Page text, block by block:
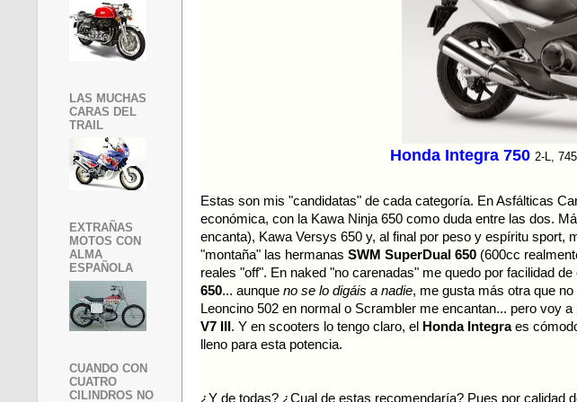
Honda Integra 750 2-L,
Estas son mis "candidatas" de cada categoría. En Asfálticas
económica, con la Kawa Ninja 650 como duda entre las dos.
encanta), Kawa Versys 650 y, al final por peso y espíritu sport,
"montaña" las hermanas SWM SuperDual 650 (600cc
reales "off". En naked "no carenadas" me quedo por facilidad
650... aunque no se lo digáis a nadie, me gusta más otra que
Leoncino 502 en normal o Scrambler me encantan... pero voy
V7 III . Y en scooters lo tengo claro, el Honda Integraes
lleno para esta potencia.
¿Y de todas? ¿Cual de estas recomendaría? Pues por calidad
LAS MUCHAS
CARAS DEL
TRAIL
EXTRAÑAS
MOTOS CON
ALMA
ESPAÑOLA
CUANDO CON
CUATRO
CILINDROS NO